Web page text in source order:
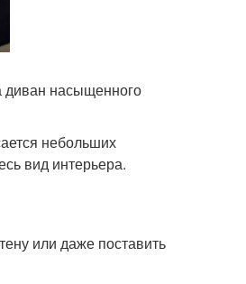
диван насыщенного
небольших
вид интерьера.
или даже поставить